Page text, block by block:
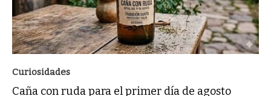
Curiosidades
Caña con ruda para el primer día de agosto